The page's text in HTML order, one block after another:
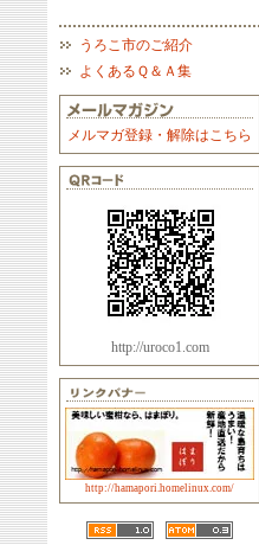
うろこ市のご紹介
よくあるＱ＆Ａ集
メルマガ登録・解除はこちら
http://uroco1.com
http://hamapori.homelinux.com/